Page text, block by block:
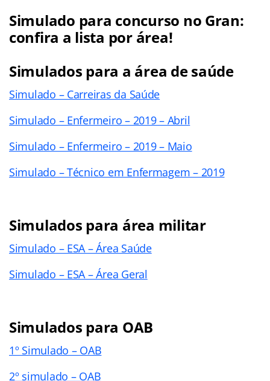
Simulado para concurso no Gran:
confira a lista por área!
Simulados para a área de saúde
Simulado – Carreiras da Saúde
Simulado – Enfermeiro – 2019 – Abril
Simulado – Enfermeiro – 2019 – Maio
Simulado – Técnico em Enfermagem – 2019
Simulados para área militar
Simulado – ESA – Área Saúde
Simulado – ESA – Área Geral
Simulados para OAB
1º Simulado – OAB
2º simulado – OAB